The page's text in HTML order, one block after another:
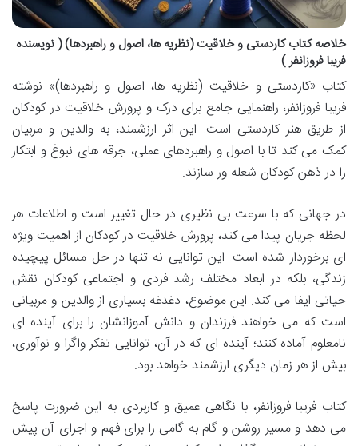
خلاصه کتاب کاردستی و خلاقیت (نظریه ها، اصول و راهبردها) ( نویسنده
فریبا فروزانفر )
کتاب «کاردستی و خلاقیت (نظریه ها، اصول و راهبردها)» نوشته
فریبا فروزانفر، راهنمایی جامع برای درک و پرورش خلاقیت در کودکان
از طریق هنر کاردستی است. این اثر ارزشمند، به والدین و مربیان
کمک می کند تا با اصول و راهبردهای عملی، جرقه های نبوغ و ابتکار
را در ذهن کودکان شعله ور سازند.
در جهانی که با سرعت بی نظیری در حال تغییر است و اطلاعات هر
لحظه جریان پیدا می کند، پرورش خلاقیت در کودکان از اهمیت ویژه
ای برخوردار شده است. این توانایی نه تنها در حل مسائل پیچیده
زندگی، بلکه در ابعاد مختلف رشد فردی و اجتماعی کودکان نقش
حیاتی ایفا می کند. این موضوع، دغدغه بسیاری از والدین و مربیانی
است که می خواهند فرزندان و دانش آموزانشان را برای آینده ای
نامعلوم آماده کنند؛ آینده ای که در آن، توانایی تفکر واگرا و نوآوری،
بیش از هر زمان دیگری ارزشمند خواهد بود.
کتاب فریبا فروزانفر، با نگاهی عمیق و کاربردی به این ضرورت پاسخ
می دهد و مسیر روشن و گام به گامی را برای فهم و اجرای آن پیش